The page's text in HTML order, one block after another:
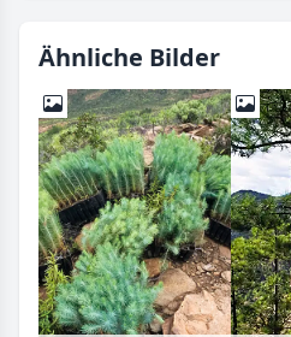
Ähnliche Bilder